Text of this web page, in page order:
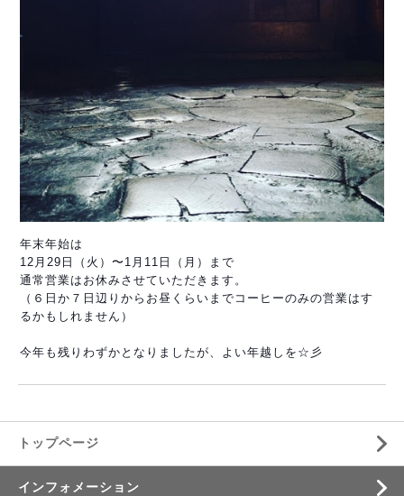
年末年始は
12月29日（火）〜1月11日（月）まで
通常営業はお休みさせていただきます。
（６日か７日辺りからお昼くらいまでコーヒーのみの営業はす
るかもしれません）
今年も残りわずかとなりましたが、よい年越しを☆彡
トップページ
インフォメーション